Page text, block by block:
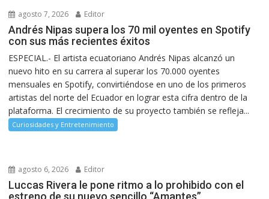
agosto 7, 2026 Editor
Andrés Nipas supera los 70 mil oyentes en Spotify
con sus más recientes éxitos
ESPECIAL.- El artista ecuatoriano Andrés Nipas alcanzó un
nuevo hito en su carrera al superar los 70.000 oyentes
mensuales en Spotify, convirtiéndose en uno de los primeros
artistas del norte del Ecuador en lograr esta cifra dentro de la
plataforma. El crecimiento de su proyecto también se refleja...
Curiosidades y Entretenimiento
agosto 6, 2026 Editor
Luccas Rivera le pone ritmo a lo prohibido con el
estreno de su nuevo sencillo “Amantes”